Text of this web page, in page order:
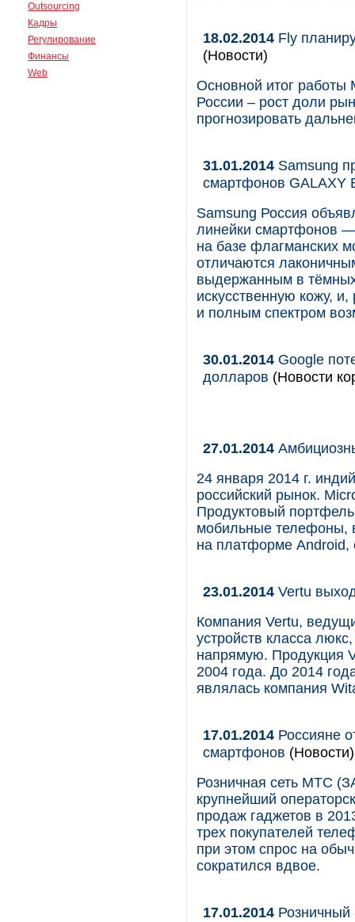
Outsourcing
Кадры
Регулирование
Финансы
Web
18.02.2014 Fly
(Новости)
Основной итог работы
России – рост доли
прогнозировать
31.01.2014 Samsung
смартфонов GALAXY
Samsung Россия
линейки смартфонов
на базе флагманских
отличаются
выдержанным в
искусственную кожу,
и полным спектром
30.01.2014 Google
долларов (Новости
27.01.2014
24 января 2014 г.
российский рынок.
Продуктовый
мобильные телефоны,
на платформе Android,
23.01.2014 Vertu
Компания Vertu,
устройств класса
напрямую. Продукция
2004 года. До 2014
являлась компания
17.01.2014 Россияне
смартфонов (Новости)
Розничная сеть МТС
крупнейший
продаж гаджетов в
трех покупателей
при этом спрос на
сократился вдвое.
17.01.2014